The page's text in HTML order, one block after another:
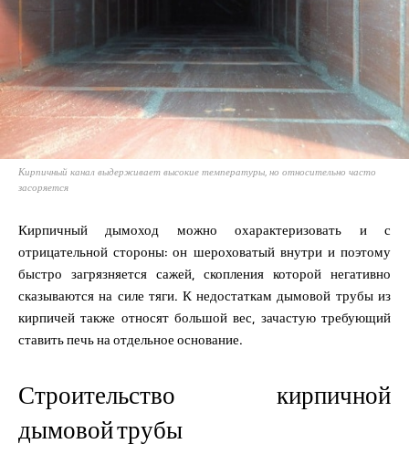
Кирпичный канал выдерживает высокие температуры, но относительно часто
засоряется
Кирпичный дымоход можно охарактеризовать и с
отрицательной стороны: он шероховатый внутри и поэтому
быстро загрязняется сажей, скопления которой негативно
сказываются на силе тяги. К недостаткам дымовой трубы из
кирпичей также относят большой вес, зачастую требующий
ставить печь на отдельное основание.
Строительство кирпичной
дымовой трубы